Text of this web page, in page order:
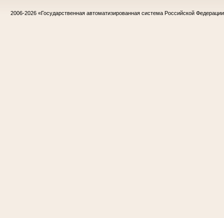
2006-2026 «Государственная автоматизированная система Российской